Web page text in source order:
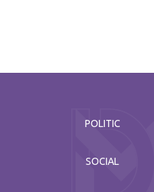
POLITIC
SOCIAL